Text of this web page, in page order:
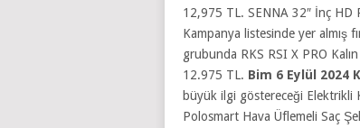
12,975 TL. SENNA 32″ İnç HD
Kampanya listesinde yer almış
grubunda RKS RSI X PRO
12.975 TL. Bim 6 Eylül 2024
büyük ilgi göstereceği Elektrikli
Polosmart Hava Üflemeli Saç